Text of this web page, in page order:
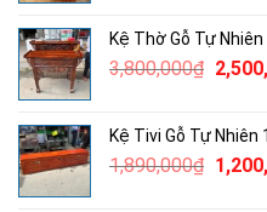
Kệ Thờ Gỗ Tự
3,800,000₫ Giá
Kệ Tivi Gỗ Tự Nhiên
1,890,000₫ Giá